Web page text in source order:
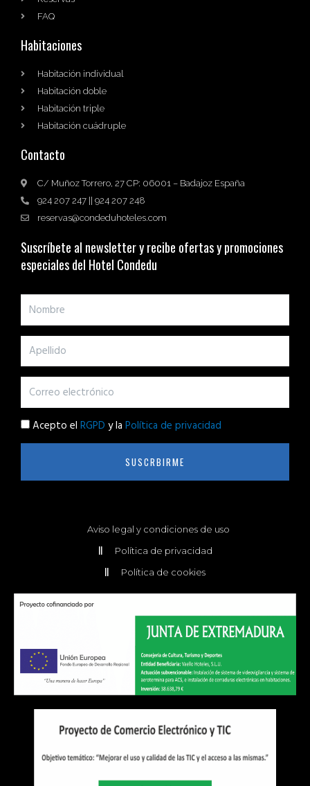
FAQ
Habitaciones
Habitación individual
Habitación doble
Habitación triple
Habitación cuádruple
Contacto
C/ Muñoz Torrero, 27 CP: 06001 – Badajoz España
924 207 247 || 924 207 248
reservas@condeduhoteles.com
Suscríbete al newsletter y recibe ofertas y promociones
especiales del Hotel Condedu
Acepto el RGPD y la Política de privacidad
SUSCRBIRME
Aviso legal y condiciones de uso
Política de privacidad
Política de cookies